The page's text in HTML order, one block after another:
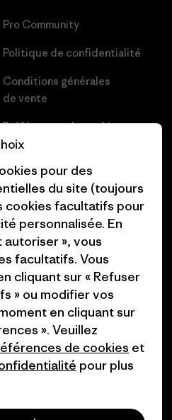
Pro Community
Politique de confidentialité
Conditions générales
de vente
Préférences de cookie
Presse et media
Industry program
Programme d’affiliation
Patagonia Suisse Plan du site
Reserved.
pour des
du site (toujours
cookies facultatifs pour
personnalisée. En
», vous
facultatifs. Vous
cliquant sur « Refuser
» ou modifier vos
en cliquant sur
». Veuillez
de cookies et
pour plus